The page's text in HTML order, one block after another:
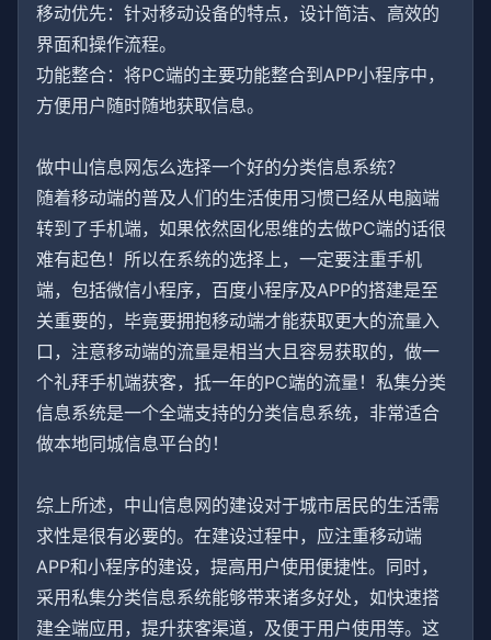
移动优先：针对移动设备的特点，设计简洁、高效的
界面和操作流程。
功能整合：将PC端的主要功能整合到APP小程序中，
方便用户随时随地获取信息。
做中山信息网怎么选择一个好的分类信息系统？
随着移动端的普及人们的生活使用习惯已经从电脑端
转到了手机端，如果依然固化思维的去做PC端的话很
难有起色！所以在系统的选择上，一定要注重手机
端，包括微信小程序，百度小程序及APP的搭建是至
关重要的，毕竟要拥抱移动端才能获取更大的流量入
口，注意移动端的流量是相当大且容易获取的，做一
个礼拜手机端获客，抵一年的PC端的流量！私集分类
信息系统是一个全端支持的分类信息系统，非常适合
做本地同城信息平台的！
综上所述，中山信息网的建设对于城市居民的生活需
求性是很有必要的。在建设过程中，应注重移动端
APP和小程序的建设，提高用户使用便捷性。同时，
采用私集分类信息系统能够带来诸多好处，如快速搭
建全端应用，提升获客渠道，及便于用户使用等。这